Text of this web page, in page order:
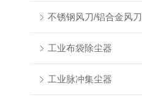
不锈钢风刀/铝合金风刀
工业布袋除尘器
工业脉冲集尘器